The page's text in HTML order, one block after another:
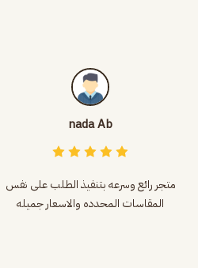
nada Ab
متجر رائع وسرعه بتنفيذ الطلب على نفس
المقاسات المحدده والاسعار جميله